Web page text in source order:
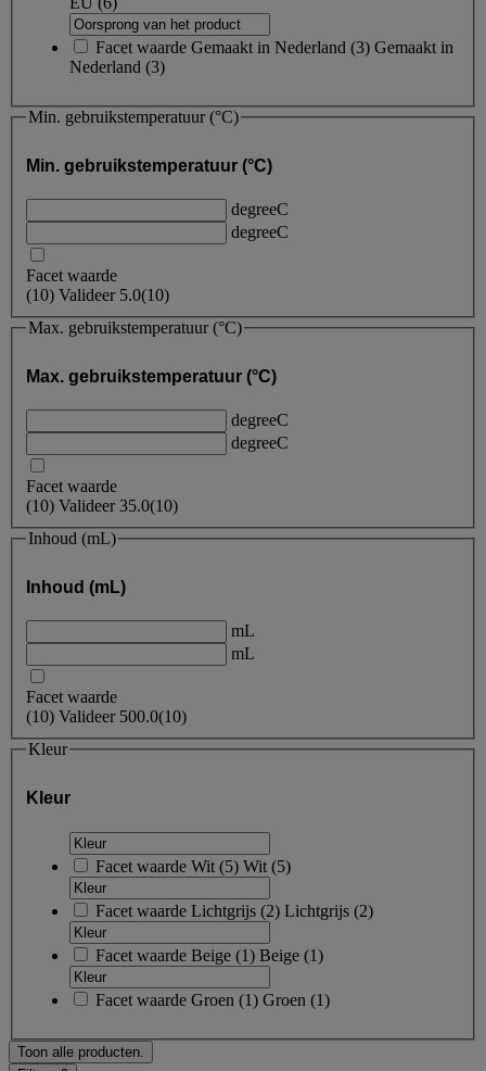
Facet waarde Gemaakt in Nederland (3) Gemaakt in
Nederland (3)
Min. gebruikstemperatuur (°C)
Min. gebruikstemperatuur (°C)
degreeC
degreeC
Facet waarde
(10) Valideer 5.0(10)
Max. gebruikstemperatuur (°C)
Max. gebruikstemperatuur (°C)
degreeC
degreeC
Facet waarde
(10) Valideer35.0(10)
Inhoud (mL)
Inhoud (mL)
mL
mL
Facet waarde
(10) Valideer 500.0(10)
Kleur
Kleur
Facet waarde Wit (5) Wit (5)
Facet waarde Lichtgrijs (2) Lichtgrijs (2)
Facet waarde Beige (1) Beige (1)
Facet waarde Groen (1) Groen (1)
Toon alle producten.